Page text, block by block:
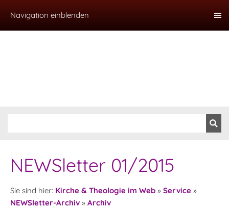
Navigation einblenden
NEWSletter 01/2015
Sie sind hier: Kirche & Theologie im Web » Service »
NEWSletter-Archiv » Archiv